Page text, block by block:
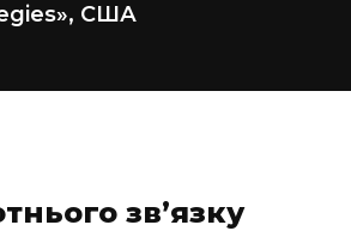
США
звʼязку